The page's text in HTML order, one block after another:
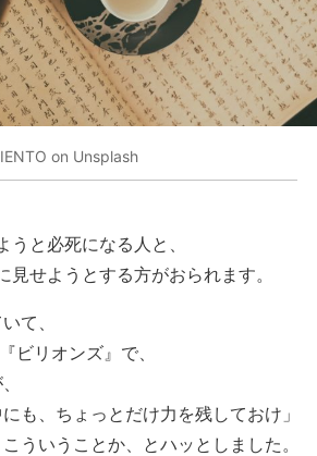
on Unsplash
うと必死になる人と、
見せようとする方がおられます。
て、
ビリオンズ』で、
も、ちょっとだけ力を残しておけ」
ういうことか、とハッとしました。